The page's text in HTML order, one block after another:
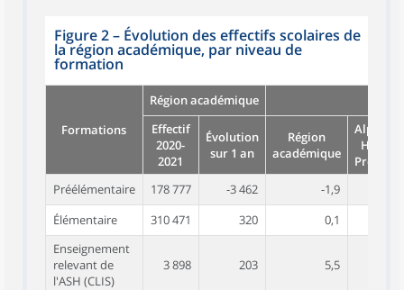
Figure 2– Évolution des effectifs scolaires de
la région académique, par niveau de
formation
Formations
Région académique
Effectif
2020-
2021
Évolution
sur 1 an
Région
académique
Alpes-
Haute-
Préélémentaire
178 777 -3 462 -1,9
Élémentaire
310 471 320 0,1
Enseignement
relevant de
l'ASH (CLIS)
3 898 203 5,5